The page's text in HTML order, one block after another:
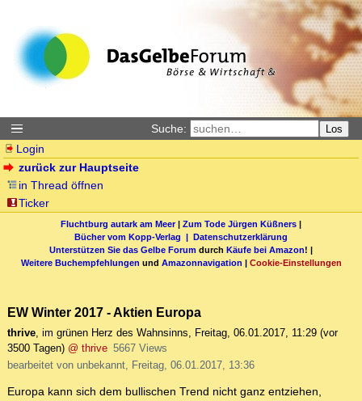
Suche: Los
Login
zurück zur Hauptseite
in Thread öffnen
Ticker
Fluchtburg autark am Meer| Zum Tode Jürgen Küßners |
Bücher vom Kopp-Verlag | Datenschutzerklärung
Unterstützen Sie das Gelbe Forum durch Käufe bei Amazon! |
Weitere Buchempfehlungen und Amazonnavigation | Cookie-Einstellungen
EW Winter 2017 - Aktien Europa
thrive, im grünen Herz des Wahnsinns, Freitag, 06.01.2017, 11:29 (vor
3500 Tagen) @ thrive 5667 Views
bearbeitet von unbekannt, Freitag, 06.01.2017, 13:36
Europa kann sich dem bullischen Trend nicht ganz entziehen,